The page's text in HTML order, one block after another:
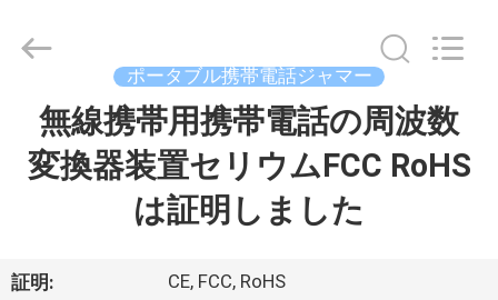
2022
Limited.
Rights
Reserved.
ポータブル携帯電話ジャマー
無線携帯用携帯電話の周波数
変換器装置セリウムFCC RoHS
は証明しました
証明: CE, FCC, RoHS